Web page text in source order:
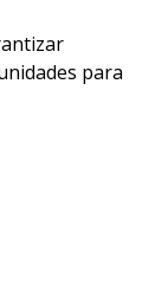
para